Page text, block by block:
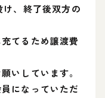
、終了後双方の
てるため譲渡費
いしています。
になっていただ